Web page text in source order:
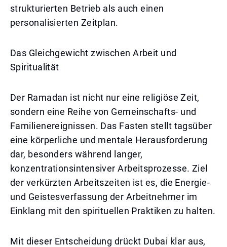
strukturierten Betrieb als auch einen
personalisierten Zeitplan.
Das Gleichgewicht zwischen Arbeit und
Spiritualität
Der Ramadan ist nicht nur eine religiöse Zeit,
sondern eine Reihe von Gemeinschafts- und
Familienereignissen. Das Fasten stellt tagsüber
eine körperliche und mentale Herausforderung
dar, besonders während langer,
konzentrationsintensiver Arbeitsprozesse. Ziel
der verkürzten Arbeitszeiten ist es, die Energie-
und Geistesverfassung der Arbeitnehmer im
Einklang mit den spirituellen Praktiken zu halten.
Mit dieser Entscheidung drückt Dubai klar aus,